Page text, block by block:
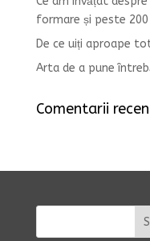
formare și peste
De ce uiți aproape
Arta de a pune
Comentarii